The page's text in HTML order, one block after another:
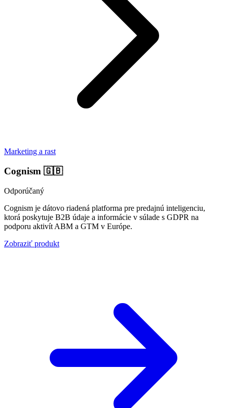
Marketing a rast
Cognism 🇬🇧
Odporúčaný
Cognism je dátovo riadená platforma pre predajnú inteligenciu,
ktorá poskytuje B2B údaje a informácie v súlade s GDPR na
podporu aktivít ABM a GTM v Európe.
Zobraziť produkt